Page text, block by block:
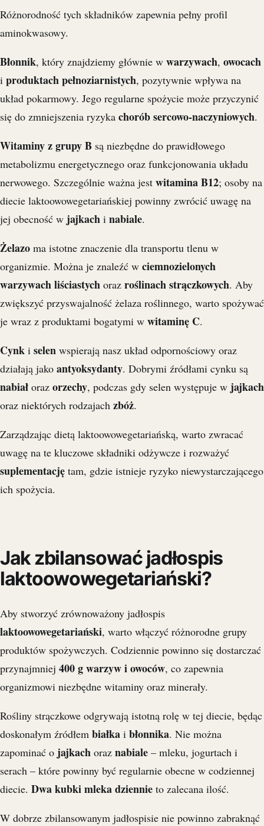
Różnorodność tych składników zapewnia pełny profil
aminokwasowy.
Błonnik, który znajdziemy głównie w warzywach, owocach
i produktach pełnoziarnistych, pozytywnie wpływa na
układ pokarmowy. Jego regularne spożycie może przyczynić
się do zmniejszenia ryzyka chorób sercowo-naczyniowych.
Witaminy z grupy B są niezbędne do prawidłowego
metabolizmu energetycznego oraz funkcjonowania układu
nerwowego. Szczególnie ważna jest witamina B12; osoby na
diecie laktoowowegetariańskiej powinny zwrócić uwagę na
jej obecność w jajkach i nabiale.
Żelazo ma istotne znaczenie dla transportu tlenu w
organizmie. Można je znaleźć w ciemnozielonych
warzywach liściastych oraz roślinach strączkowych. Aby
zwiększyć przyswajalność żelaza roślinnego, warto spożywać
je wraz z produktami bogatymi w witaminę C.
Cynk i selen wspierają nasz układ odpornościowy oraz
działają jako antyoksydanty. Dobrymi źródłami cynku są
nabiał oraz orzechy, podczas gdy selen występuje w jajkach
oraz niektórych rodzajach zbóż.
Zarządzając dietą laktoowowegetariańską, warto zwracać
uwagę na te kluczowe składniki odżywcze i rozważyć
suplementację tam, gdzie istnieje ryzyko niewystarczającego
ich spożycia.
Jak zbilansować jadłospis
laktoowowegetariański?
Aby stworzyć zrównoważony jadłospis
laktoowowegetariański, warto włączyć różnorodne grupy
produktów spożywczych. Codziennie powinno się dostarczać
przynajmniej 400 g warzyw i owoców, co zapewnia
organizmowi niezbędne witaminy oraz minerały.
Rośliny strączkowe odgrywają istotną rolę w tej diecie, będąc
doskonałym źródłem białka i błonnika. Nie można
zapominać o jajkach oraz nabiale – mleku, jogurtach i
serach – które powinny być regularnie obecne w codziennej
diecie. Dwa kubki mleka dziennie to zalecana ilość.
W dobrze zbilansowanym jadłospisie nie powinno zabraknąć